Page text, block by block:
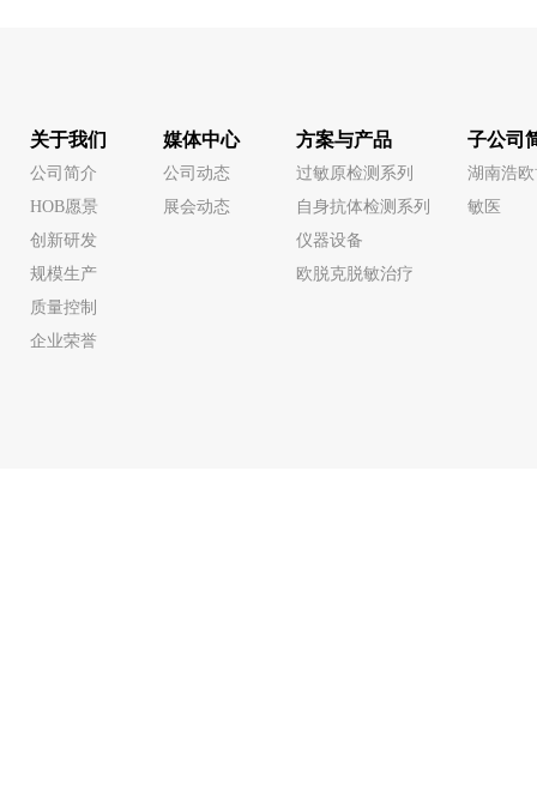
关于我们
公司简介
HOB愿景
创新研发
规模生产
质量控制
企业荣誉
媒体中心
公司动态
展会动态
方案与产品
过敏原检测系列
自身抗体检测系列
仪器设备
欧脱克脱敏治疗
子公司
湖南浩
敏医